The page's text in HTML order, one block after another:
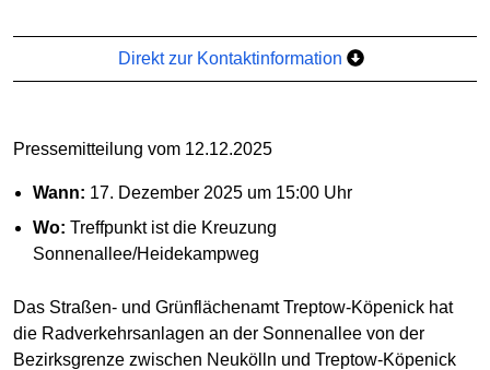
Direkt zur Kontaktinformation
Pressemitteilung vom 12.12.2025
Wann: 17. Dezember 2025 um 15:00 Uhr
Wo: Treffpunkt ist die Kreuzung
Sonnenallee/Heidekampweg
Das Straßen- und Grünflächenamt Treptow-Köpenick hat
die Radverkehrsanlagen an der Sonnenallee von der
Bezirksgrenze zwischen Neukölln und Treptow-Köpenick